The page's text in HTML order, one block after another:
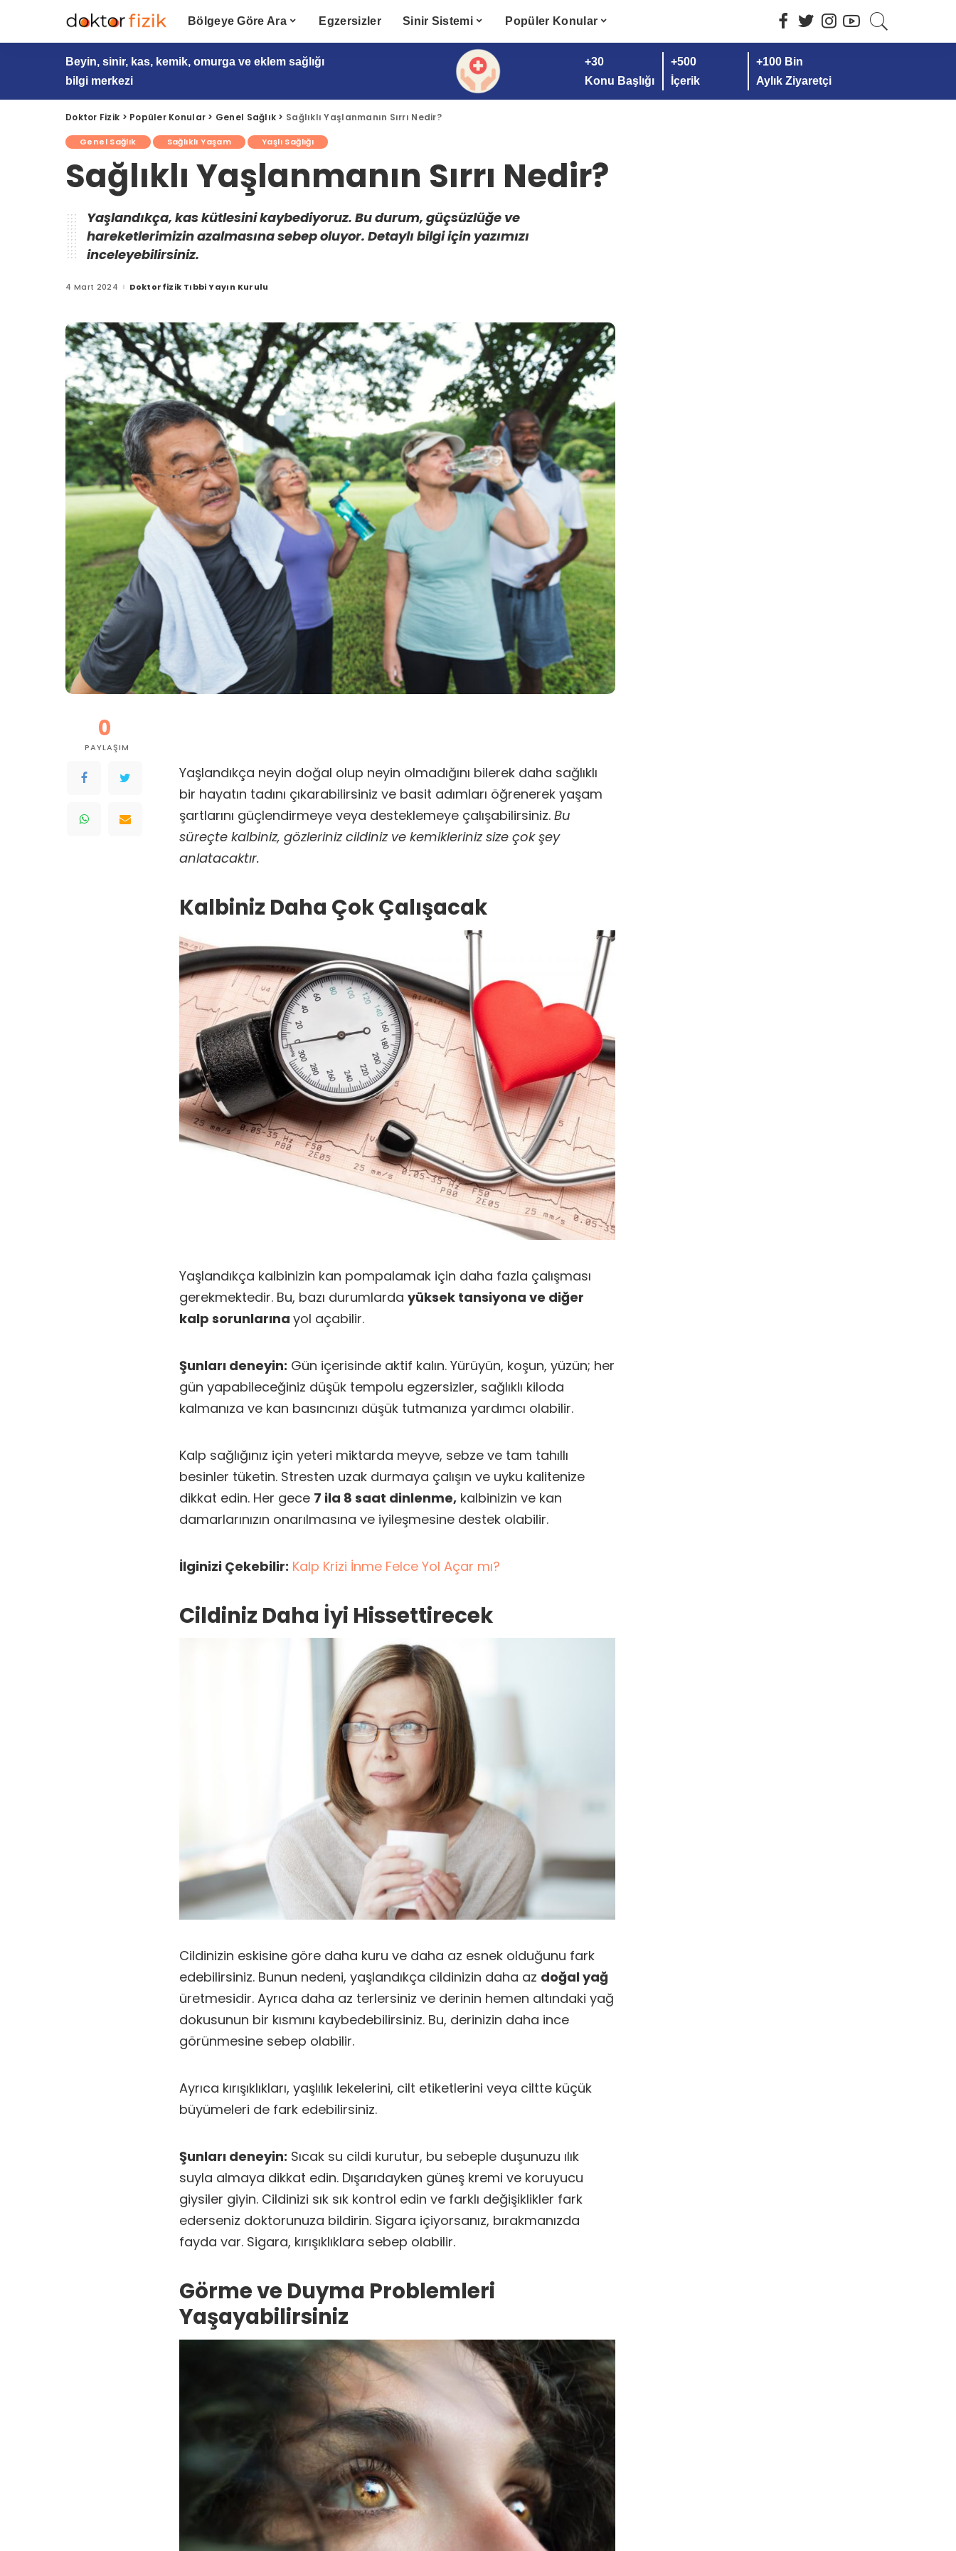
Bölgeye Göre Ara Egzersizler Sinir Sistemi Popüler Konular
Beyin, sinir, kas, kemik, omurga ve eklem sağlığı
bilgi merkezi
+30
Konu Başlığı
+500
İçerik
+100 Bin
Aylık Ziyaretçi
Doktor Fizik > Popüler Konular > Genel Sağlık > Sağlıklı Yaşlanmanın Sırrı Nedir?
Genel Sağlık Sağlıklı Yaşam Yaşlı Sağlığı
Sağlıklı Yaşlanmanın Sırrı Nedir?
Yaşlandıkça, kas kütlesini kaybediyoruz. Bu durum, güçsüzlüğe ve
hareketlerimizin azalmasına sebep oluyor. Detaylı bilgi için yazımızı
inceleyebilirsiniz.
4 Mart 2024 Posted
Doktorfizik Tıbbi Yayın Kurulu
0
PAYLAŞIM
Yaşlandıkça neyin doğal olup neyin olmadığını bilerek daha sağlıklı
bir hayatın tadını çıkarabilirsiniz ve basit adımları öğrenerek yaşam
şartlarını güçlendirmeye veya desteklemeye çalışabilirsiniz. Bu
süreçte kalbiniz, gözleriniz cildiniz ve kemikleriniz size çok şey
anlatacaktır.
Kalbiniz Daha Çok Çalışacak
Yaşlandıkça kalbinizin kan pompalamak için daha fazla çalışması
gerekmektedir. Bu, bazı durumlarda yüksek tansiyona ve diğer
kalp sorunlarına yol açabilir.
Şunları deneyin: Gün içerisinde aktif kalın. Yürüyün, koşun, yüzün; her
gün yapabileceğiniz düşük tempolu egzersizler, sağlıklı kiloda
kalmanıza ve kan basıncınızı düşük tutmanıza yardımcı olabilir.
Kalp sağlığınız için yeteri miktarda meyve, sebze ve tam tahıllı
besinler tüketin. Stresten uzak durmaya çalışın ve uyku kalitenize
dikkat edin. Her gece 7 ila 8 saat dinlenme, kalbinizin ve kan
damarlarınızın onarılmasına ve iyileşmesine destek olabilir.
İlginizi Çekebilir: Kalp Krizi İnme Felce Yol Açar mı?
Cildiniz Daha İyi Hissettirecek
Cildinizin eskisine göre daha kuru ve daha az esnek olduğunu fark
edebilirsiniz. Bunun nedeni, yaşlandıkça cildinizin daha az doğal yağ
üretmesidir. Ayrıca daha az terlersiniz ve derinin hemen altındaki yağ
dokusunun bir kısmını kaybedebilirsiniz. Bu, derinizin daha ince
görünmesine sebep olabilir.
Ayrıca kırışıklıkları, yaşlılık lekelerini, cilt etiketlerini veya ciltte küçük
büyümeleri de fark edebilirsiniz.
Şunları deneyin: Sıcak su cildi kurutur, bu sebeple duşunuzu ılık
suyla almaya dikkat edin. Dışarıdayken güneş kremi ve koruyucu
giysiler giyin. Cildinizi sık sık kontrol edin ve farklı değişiklikler fark
ederseniz doktorunuza bildirin. Sigara içiyorsanız, bırakmanızda
fayda var. Sigara, kırışıklıklara sebep olabilir.
Görme ve Duyma Problemleri
Yaşayabilirsiniz